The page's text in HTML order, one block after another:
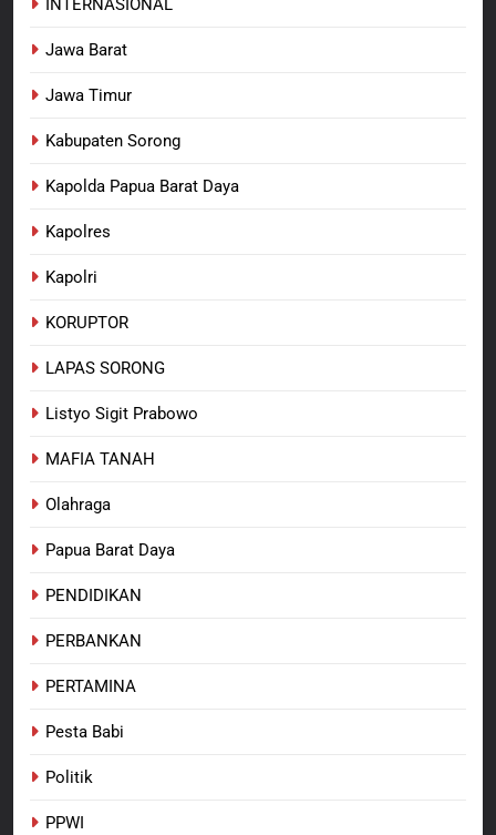
INTERNASIONAL
Jawa Barat
Jawa Timur
Kabupaten Sorong
Kapolda Papua Barat Daya
Kapolres
Kapolri
KORUPTOR
LAPAS SORONG
Listyo Sigit Prabowo
MAFIA TANAH
Olahraga
Papua Barat Daya
PENDIDIKAN
PERBANKAN
PERTAMINA
Pesta Babi
Politik
PPWI